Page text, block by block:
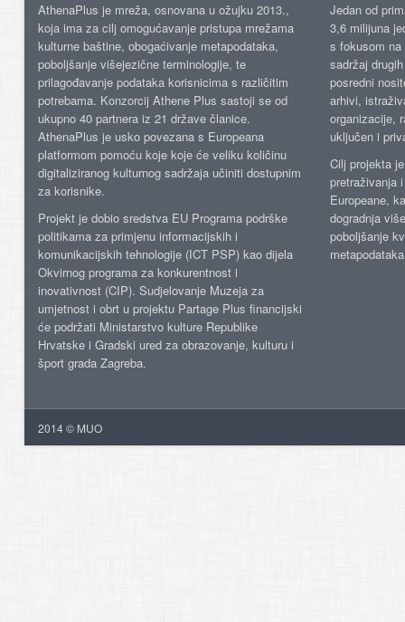
AthenaPlus je mreža, osnovana u ožujku 2013.,
koja ima za cilj omogućavanje pristupa mrežama
kulturne baštine, obogaćivanje metapodataka,
poboljšanje višejezične terminologije, te
prilagođavanje podataka korisnicima s različitim
potrebama. Konzorcij Athene Plus sastoji se od
ukupno 40 partnera iz 21 države članice.
AthenaPlus je usko povezana s Europeana
platformom pomoću koje koje će veliku količinu
digitaliziranog kulturnog sadržaja učiniti dostupnim
za korisnike.
Projekt je dobio sredstva EU Programa podrške
politikama za primjenu informacijskih i
komunikacijskih tehnologije (ICT PSP) kao dijela
Okvirnog programa za konkurentnost i
inovativnost (CIP). Sudjelovanje Muzeja za
umjetnost i obrt u projektu Partage Plus financijski
će podržati Ministarstvo kulture Republike
Hrvatske i Gradski ured za obrazovanje, kulturu i
šport grada Zagreba.
Jedan od
3,6 milijuna
s fokusom
sadržaj
posredni
arhivi,
organizacije,
uključen i
Cilj projekta
pretraživanja
Europeane,
dogradnja
poboljšanje
2014 © MUO